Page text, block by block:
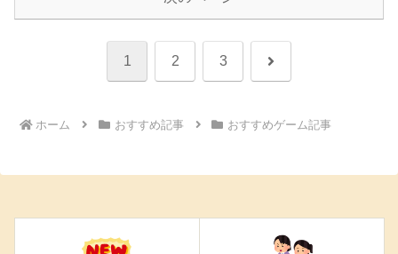
1 2 3 次
ホーム おすすめ記事 おすすめゲーム記事